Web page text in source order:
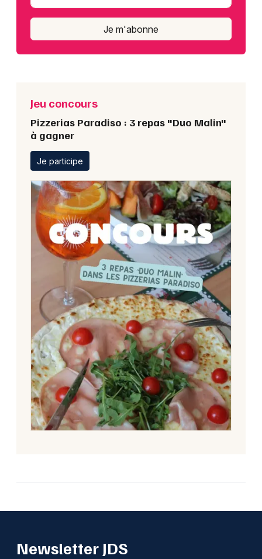
Je m'abonne
Jeu concours
Pizzerias Paradiso : 3 repas "Duo Malin"
à gagner
Je participe
Newsletter JDS